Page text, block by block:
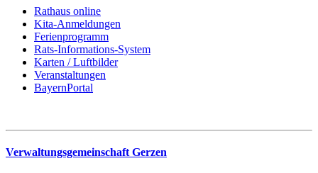
Rathaus online
Kita-Anmeldungen
Ferienprogramm
Rats-Informations-System
Karten / Luftbilder
Veranstaltungen
BayernPortal
Verwaltungsgemeinschaft Gerzen